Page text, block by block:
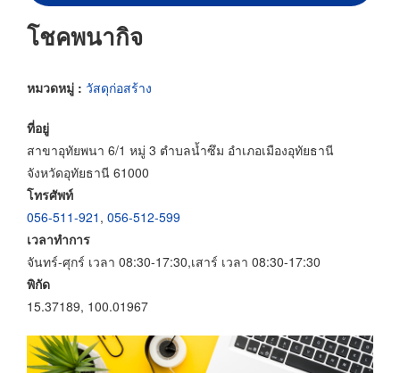
โชคพนากิจ
หมวดหมู่ : วัสดุก่อสร้าง
ที่อยู่
สาขาอุทัยพนา 6/1 หมู่ 3 ตำบลน้ำซึม อำเภอเมืองอุทัยธานี
จังหวัดอุทัยธานี 61000
โทรศัพท์
056-511-921 , 056-512-599
เวลาทำการ
จันทร์-ศุกร์ เวลา 08:30-17:30,เสาร์ เวลา 08:30-17:30
พิกัด
15.37189, 100.01967